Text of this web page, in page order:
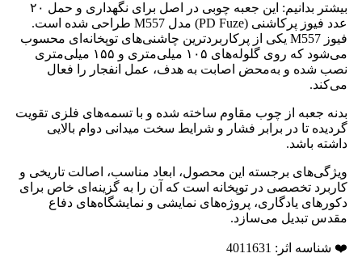
بیشتر بدانیم: این جعبه چوبی در اصل برای نگهداری و حمل ۲۰
عدد فیوز پرکاشنی (PD Fuze) مدل M557 طراحی شده است.
فیوز M557 یکی از پرکاربردترین چاشنی‌های توپخانه‌ای محسوب
می‌شود که روی گلوله‌های ۱۰۵ میلی‌متری و ۱۵۵ میلی‌متری
نصب شده و به‌محض اصابت به هدف، عمل انفجار را فعال
می‌کند.
بدنه جعبه از چوب مقاوم ساخته شده و با تسمه‌های فلزی تقویت
گردیده تا در برابر فشار و شرایط سخت میدانی دوام بالایی
داشته باشد.
ویژگی‌های برجسته این محصول، ابعاد مناسب، اصالت تاریخی و
کاربرد تخصصی در توپخانه است که آن را به گزینه‌ای خاص برای
دکورهای یادگاری، پروژه‌های نمایشی و نمایشگاه‌های دفاع
مقدس تبدیل می‌سازد.
❤️ شناسه اثر: 4011631